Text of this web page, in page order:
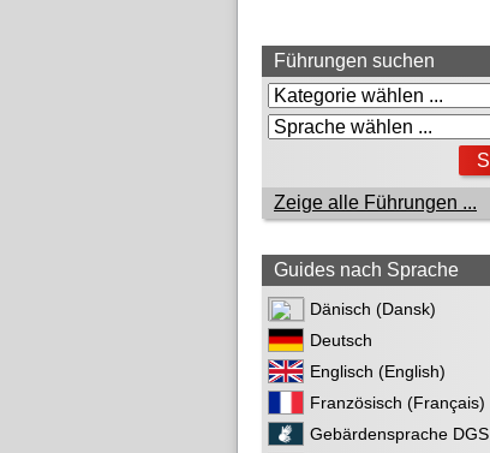
Führungen suchen
Zeige alle Führungen ...
Guides nach Sprache
Dänisch (Dansk)
Deutsch
Englisch (English)
Französisch (Français)
Gebärdensprache DGS